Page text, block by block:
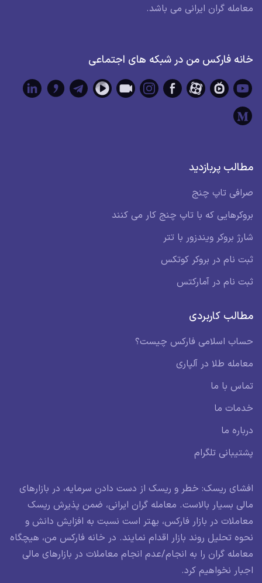
معامله گران ایرانی می باشد.
خانه فارکس من در شبکه های اجتماعی
مطالب پربازدید
صرافی تاپ چنج
بروکرهایی که با تاپ چنج کار می کنند
شارژ بروکر ویندزور با تتر
ثبت نام در بروکر کوتکس
ثبت نام در آمارکتس
مطالب کاربردی
حساب اسلامی فارکس چیست؟
معامله طلا در آلپاری
تماس با ما
خدمات ما
درباره ما
پشتیبانی تلگرام
افشای ریسک: خطر و ریسک از دست دادن سرمایه، در بازارهای
مالی بسیار بالاست. معامله گران ایرانی، ضمن پذیرش ریسک
معاملات در بازار فارکس، بهتر است نسبت به افزایش دانش و
نحوه تحلیل روند بازار اقدام نمایند. در خانه فارکس من، هیچگاه
معامله گران را به انجام/عدم انجام معاملات در بازارهای مالی
اجبار نخواهیم کرد.